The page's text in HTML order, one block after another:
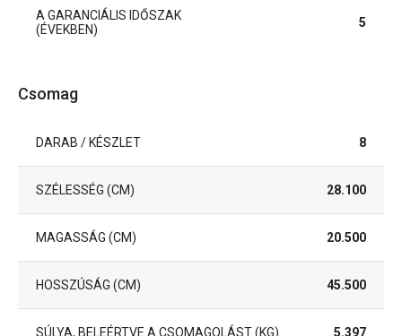
A GARANCIÁLIS IDŐSZAK
(ÉVEKBEN)
5
Csomag
DARAB / KÉSZLET 8
SZÉLESSÉG (CM) 28.100
MAGASSÁG (CM) 20.500
HOSSZÚSÁG (CM) 45.500
SÚLYA, BELEÉRTVE A CSOMAGOLÁST (KG) 5.397